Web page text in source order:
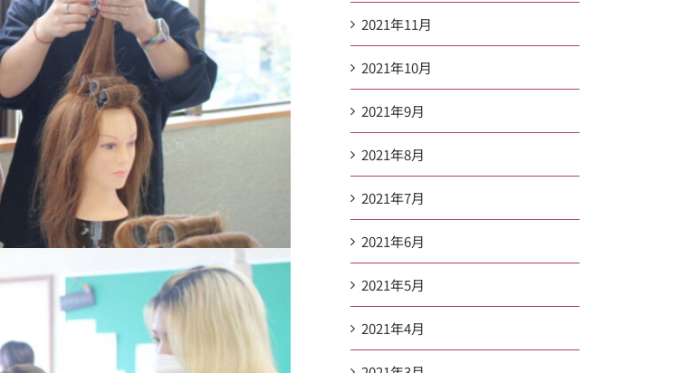
2021年11月
2021年10月
2021年9月
2021年8月
2021年7月
2021年6月
2021年5月
2021年4月